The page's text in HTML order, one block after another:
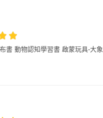
書 動物認知學習書 啟蒙玩具-大象